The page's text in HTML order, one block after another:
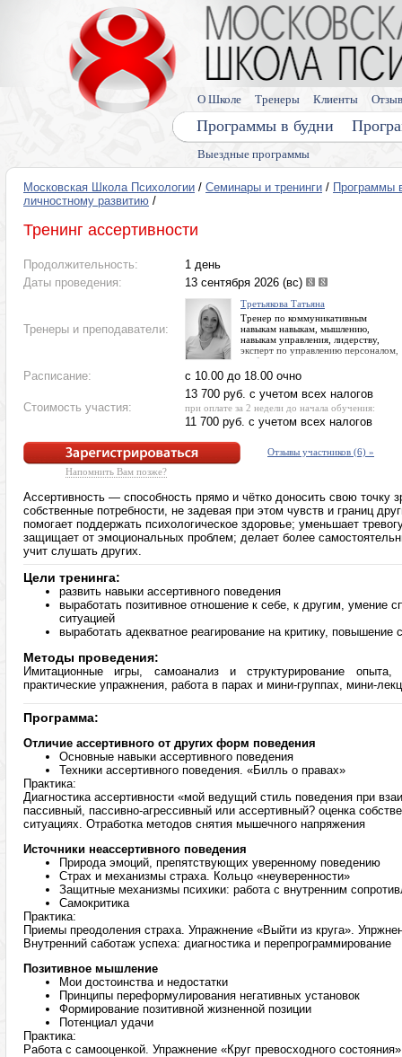
Выездные программы
Программы в будни
О Школе Тренеры Клиенты
Московская Школа Психологии / Семинары и тренинги / Программы
личностному развитию /
Тренинг ассертивности
Продолжительность:
1 день
Даты проведения:
13 сентября 2026 (вс)
Тренеры и преподаватели:
Третьякова Татьяна
Тренер по коммуникативным
навыкам навыкам, мышлению,
навыкам управления, лидерству,
эксперт по управлению персоналом,
траблшутер
Расписание: с 10.00 до 18.00 очно
Стоимость участия:
13 700 руб. с учетом всех налогов
при оплате за 2 недели до начала обучения:
11 700 руб. с учетом всех налогов
Напомнить Вам позже?
Отзывы участников (6) »
Ассертивность — способность прямо и чётко доносить свою точку
собственные потребности, не задевая при этом чувств и границ
помогает поддержать психологическое здоровье; уменьшает
защищает от эмоциональных проблем; делает более
учит слушать других.
Цели тренинга:
развить навыки ассертивного поведения
выработать позитивное отношение к себе, к другим, умение
ситуацией
выработать адекватное реагирование на критику, повышение
Методы проведения:
Имитационные игры, самоанализ и структурирование опыта,
практические упражнения, работа в парах и мини-группах, мини-
Программа:
Отличие ассертивного от других форм поведения
Основные навыки ассертивного поведения
Техники ассертивного поведения. «Билль о правах»
Практика:
Диагностика ассертивности «мой ведущий стиль поведения при
пассивный, пассивно-агрессивный или ассертивный? оценка
ситуациях. Отработка методов снятия мышечного напряжения
Источники неассертивного поведения
Природа эмоций, препятствующих уверенному поведению
Страх и механизмы страха. Кольцо «неуверенности»
Защитные механизмы психики: работа с внутренним
Самокритика
Практика:
Приемы преодоления страха. Упражнение «Выйти из круга».
Внутренний саботаж успеха: диагностика и перепрограммирование
Позитивное мышление
Мои достоинства и недостатки
Принципы переформулирования негативных установок
Формирование позитивной жизненной позиции
Потенциал удачи
Практика:
Работа с самооценкой. Упражнение «Круг превосходного состояния»